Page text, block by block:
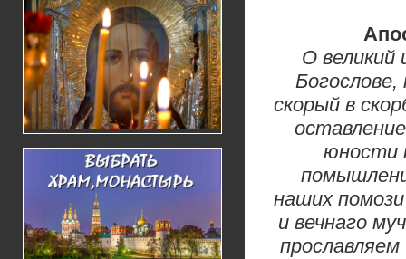
О великий
скорый в
юности
наших
и вечнаго